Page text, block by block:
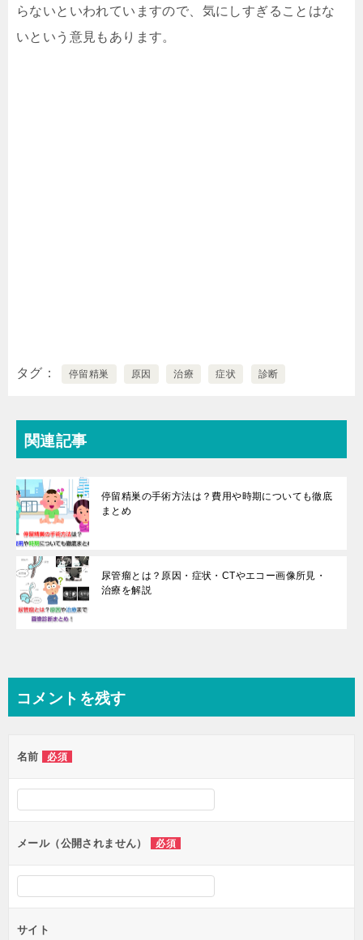
らないといわれていますので、気にしすぎることはな
いという意見もあります。
タグ 停留精巣 原因 治療 症状 診断
関連記事
停留精巣の手術方法は？費用や時期についても徹底
まとめ
尿管瘤とは？原因・症状・CTやエコー画像所見・
治療を解説
コメントを残す
名前 必須
メール（公開されません） 必須
サイト